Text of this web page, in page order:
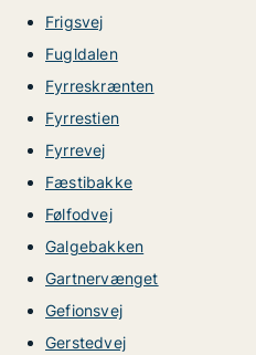
Frigsvej
Fugldalen
Fyrreskrænten
Fyrrestien
Fyrrevej
Fæstibakke
Følfodvej
Galgebakken
Gartnervænget
Gefionsvej
Gerstedvej